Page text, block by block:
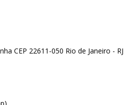
CEP 22611-050 Rio de Janeiro - RJ